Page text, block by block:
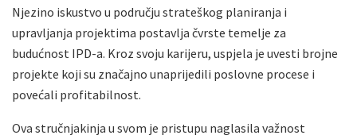
Njezino iskustvo u području strateškog planiranja i
upravljanja projektima postavlja čvrste temelje za
budućnost IPD-a. Kroz svoju karijeru, uspjela je uvesti brojne
projekte koji su značajno unaprijedili poslovne procese i
povećali profitabilnost.
Ova stručnjakinja u svom je pristupu naglasila važnost